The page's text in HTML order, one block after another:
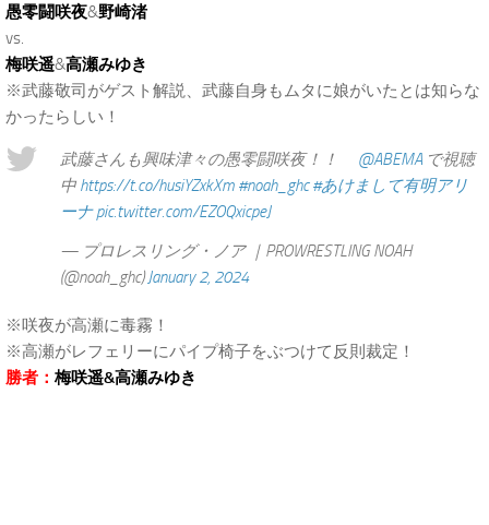
愚零闘咲夜&野崎渚
vs.
梅咲遥&高瀬みゆき
※武藤敬司がゲスト解説、武藤自身もムタに娘がいたとは知らな
かったらしい！
武藤さんも興味津々の愚零闘咲夜！！ @ABEMA で視聴
中 https://t.co/husiYZxkXm #noah_ghc #あけまして有明アリ
ーナ pic.twitter.com/EZOQxicpeJ
— プロレスリング・ノア ｜PROWRESTLING NOAH
(@noah_ghc)January 2, 2024
※咲夜が高瀬に毒霧！
※高瀬がレフェリーにパイプ椅子をぶつけて反則裁定！
勝者： 梅咲遥&高瀬みゆき